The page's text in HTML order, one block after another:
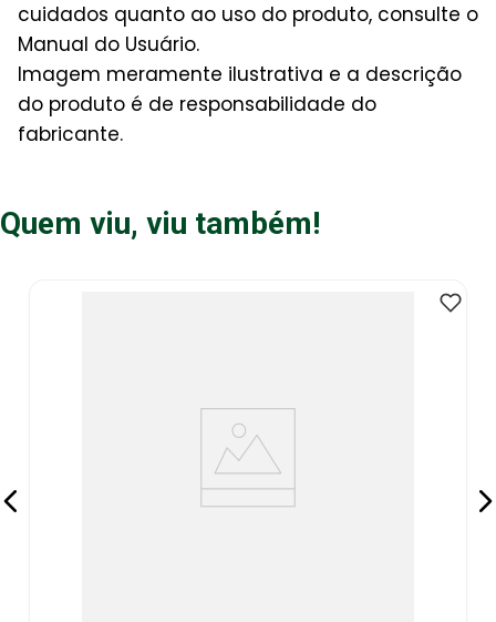
cuidados quanto ao uso do produto, consulte o
Manual do Usuário.
Imagem meramente ilustrativa e a descrição
do produto é de responsabilidade do
fabricante.
Quem viu, viu também!